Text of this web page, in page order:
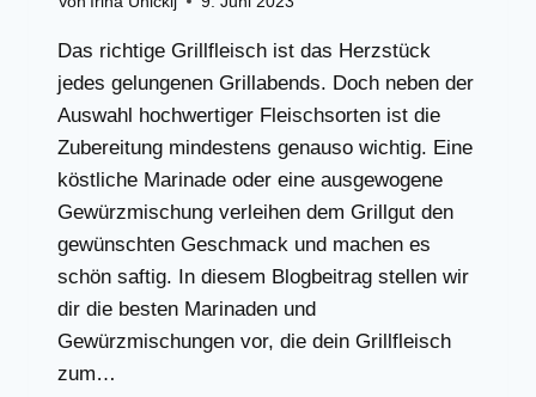
Das richtige Grillfleisch ist das Herzstück
jedes gelungenen Grillabends. Doch neben der
Auswahl hochwertiger Fleischsorten ist die
Zubereitung mindestens genauso wichtig. Eine
köstliche Marinade oder eine ausgewogene
Gewürzmischung verleihen dem Grillgut den
gewünschten Geschmack und machen es
schön saftig. In diesem Blogbeitrag stellen wir
dir die besten Marinaden und
Gewürzmischungen vor, die dein Grillfleisch
zum…